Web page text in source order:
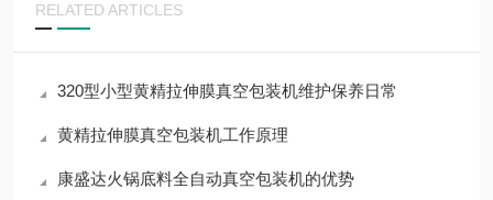
RELATED ARTICLES
320型小型黄精拉伸膜真空包装机维护保养日常
黄精拉伸膜真空包装机工作原理
康盛达火锅底料全自动真空包装机的优势